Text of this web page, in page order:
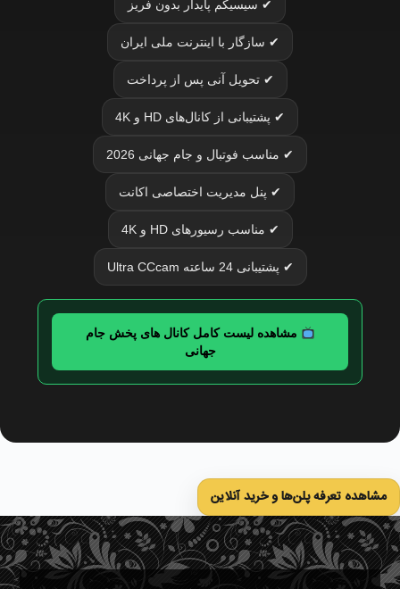
✔ سیسیکم پایدار بدون فریز
✔ سازگار با اینترنت ملی ایران
✔ تحویل آنی پس از پرداخت
✔ پشتیبانی از کانال‌های HD و 4K
✔ مناسب فوتبال و جام جهانی 2026
✔ پنل مدیریت اختصاصی اکانت
✔ مناسب رسیورهای HD و 4K
✔ پشتیبانی 24 ساعته Ultra CCcam
مشاهده لیست کامل کانال های پخش جام
جهانی
مشاهده تعرفه پلن‌ها و خرید آنلاین